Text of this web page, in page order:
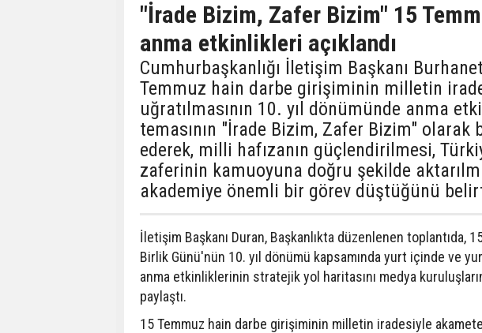
"İrade Bizim, Zafer Bizim" 15
anma etkinlikleri açıklandı
Cumhurbaşkanlığı İletişim Başkanı
Temmuz hain darbe girişiminin milletin
uğratılmasının 10. yıl dönümünde anma
temasının "İrade Bizim, Zafer Bizim"
ederek, milli hafızanın güçlendirilmesi,
zaferinin kamuoyuna doğru şekilde
akademiye önemli bir görev düştüğünü
İletişim Başkanı Duran, Başkanlıkta düzenlenen toplantıda,
Birlik Günü'nün 10. yıl dönümü kapsamında yurt içinde ve
anma etkinliklerinin stratejik yol haritasını medya
paylaştı.
15 Temmuz hain darbe girişiminin milletin iradesiyle akamete